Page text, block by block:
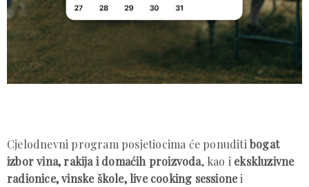
Cjelodnevni program posjetiocima će ponuditibogat
izbor vina, rakija i domaćih proizvoda, kao i ekskluzivne
radionice, vinske škole, live cooking sessionei